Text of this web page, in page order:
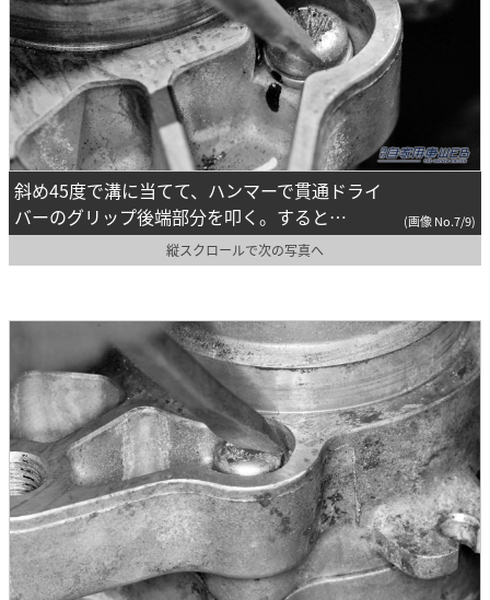
斜め45度で溝に当てて、ハンマーで貫通ドライ
バーのグリップ後端部分を叩く。すると…
(画像 No.7/9)
縦スクロールで次の写真へ